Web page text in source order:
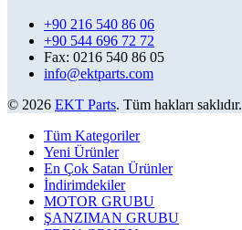
+90 216 540 86 06
+90 544 696 72 72
Fax: 0216 540 86 05
info@ektparts.com
© 2026 EKT Parts. Tüm hakları saklıdır.
Tüm Kategoriler
Yeni Ürünler
En Çok Satan Ürünler
İndirimdekiler
MOTOR GRUBU
ŞANZIMAN GRUBU